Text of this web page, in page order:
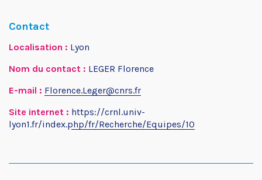
Contact
Localisation : Lyon
Nom du contact : LEGER Florence
E-mail : Florence.Leger@cnrs.fr
Site internet : https://crnl.univ-
lyon1.fr/index.php/fr/Recherche/Equipes/10